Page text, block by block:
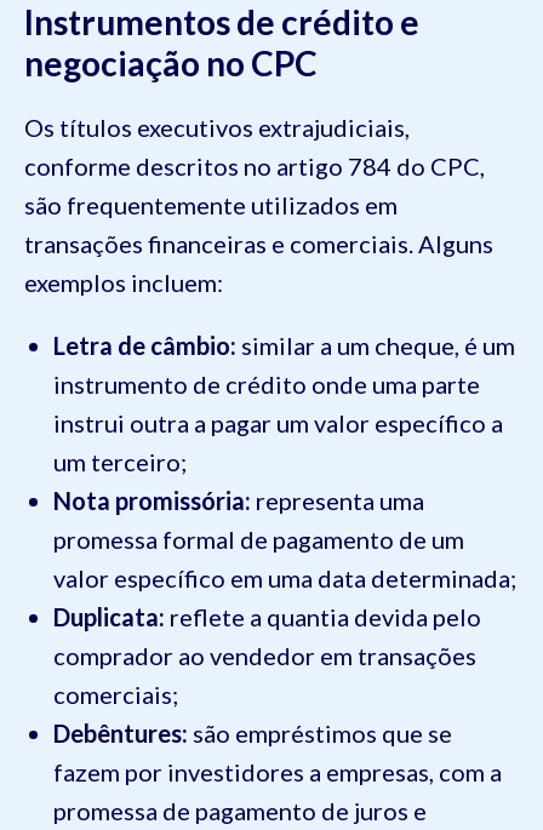
Instrumentos de crédito e
negociação no CPC
Os títulos executivos extrajudiciais,
conforme descritos no artigo 784 do CPC,
são frequentemente utilizados em
transações financeiras e comerciais. Alguns
exemplos incluem:
Letra de câmbio: similar a um cheque, é um
instrumento de crédito onde uma parte
instrui outra a pagar um valor específico a
um terceiro;
Nota promissória: representa uma
promessa formal de pagamento de um
valor específico em uma data determinada;
Duplicata: reflete a quantia devida pelo
comprador ao vendedor em transações
comerciais;
Debêntures: são empréstimos que se
fazem por investidores a empresas, com a
promessa de pagamento de juros e